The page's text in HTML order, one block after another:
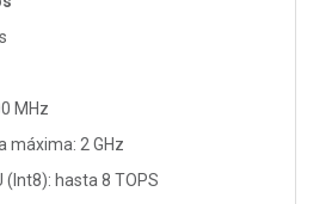
MHz
máxima: 2 GHz
(Int8): hasta 8 TOPS